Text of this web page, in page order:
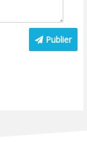
Publier